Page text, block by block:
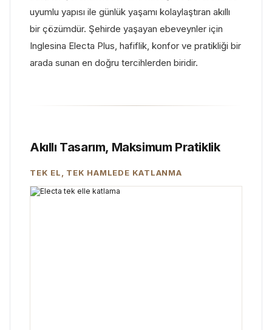
uyumlu yapısı ile günlük yaşamı kolaylaştıran akıllı
bir çözümdür. Şehirde yaşayan ebeveynler için
Inglesina Electa Plus, hafiflik, konfor ve pratikliği bir
arada sunan en doğru tercihlerden biridir.
Akıllı Tasarım, Maksimum Pratiklik
TEK EL, TEK HAMLEDE KATLANMA